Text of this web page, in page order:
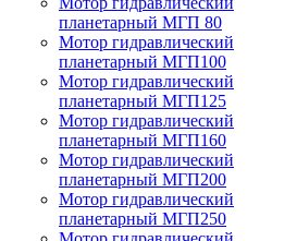
планетарный МГП 80
Мотор гидравлический
планетарный МГП100
Мотор гидравлический
планетарный МГП125
Мотор гидравлический
планетарный МГП160
Мотор гидравлический
планетарный МГП200
Мотор гидравлический
планетарный МГП250